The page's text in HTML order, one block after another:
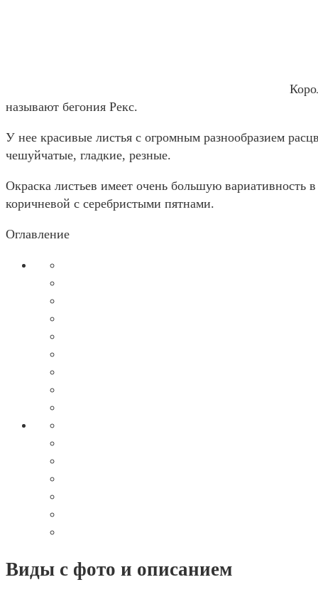
называют бегония Рекс.
У нее красивые листья с огромным разнообразием
чешуйчатые, гладкие, резные.
Окраска листьев имеет очень большую
коричневой с серебристыми пятнами.
Оглавление
Виды с фото и описанием